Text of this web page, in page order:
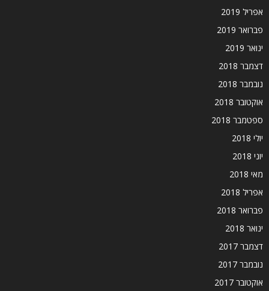
אפריל 2019
פברואר 2019
ינואר 2019
דצמבר 2018
נובמבר 2018
אוקטובר 2018
ספטמבר 2018
יולי 2018
יוני 2018
מאי 2018
אפריל 2018
פברואר 2018
ינואר 2018
דצמבר 2017
נובמבר 2017
אוקטובר 2017